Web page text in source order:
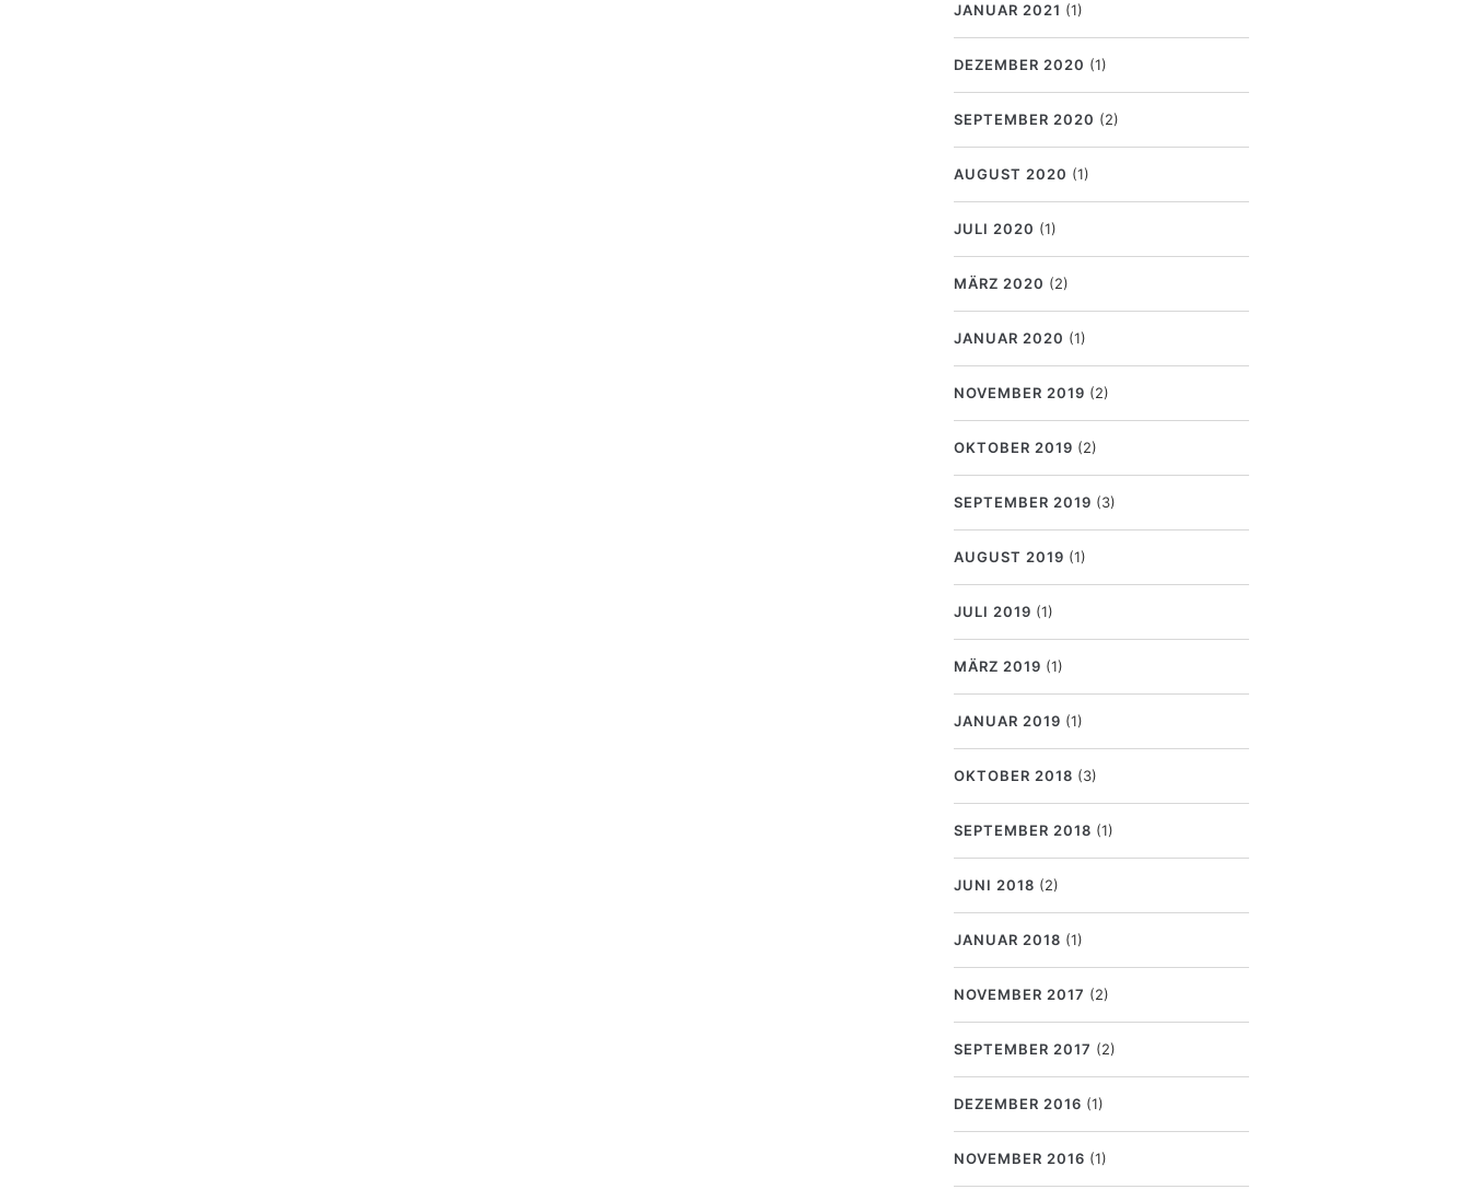
JANUAR 2021 (1)
DEZEMBER 2020 (1)
SEPTEMBER 2020 (2)
AUGUST 2020 (1)
JULI 2020 (1)
MÄRZ 2020 (2)
JANUAR 2020 (1)
NOVEMBER 2019 (2)
OKTOBER 2019 (2)
SEPTEMBER 2019 (3)
AUGUST 2019 (1)
JULI 2019 (1)
MÄRZ 2019 (1)
JANUAR 2019 (1)
OKTOBER 2018 (3)
SEPTEMBER 2018 (1)
JUNI 2018 (2)
JANUAR 2018 (1)
NOVEMBER 2017 (2)
SEPTEMBER 2017 (2)
DEZEMBER 2016 (1)
NOVEMBER 2016 (1)